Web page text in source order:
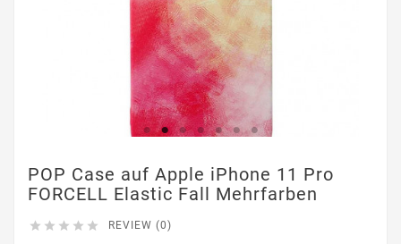
POP Case auf Apple iPhone 11 Pro
FORCELL Elastic Fall Mehrfarben
     REVIEW (0)